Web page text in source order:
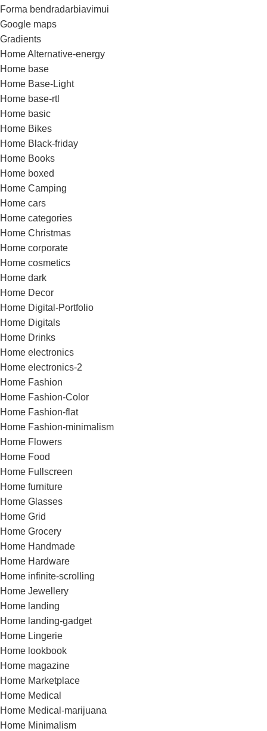
Forma bendradarbiavimui
Google maps
Gradients
Home Alternative-energy
Home base
Home Base-Light
Home base-rtl
Home basic
Home Bikes
Home Black-friday
Home Books
Home boxed
Home Camping
Home cars
Home categories
Home Christmas
Home corporate
Home cosmetics
Home dark
Home Decor
Home Digital-Portfolio
Home Digitals
Home Drinks
Home electronics
Home electronics-2
Home Fashion
Home Fashion-Color
Home Fashion-flat
Home Fashion-minimalism
Home Flowers
Home Food
Home Fullscreen
Home furniture
Home Glasses
Home Grid
Home Grocery
Home Handmade
Home Hardware
Home infinite-scrolling
Home Jewellery
Home landing
Home landing-gadget
Home Lingerie
Home lookbook
Home magazine
Home Marketplace
Home Medical
Home Medical-marijuana
Home Minimalism